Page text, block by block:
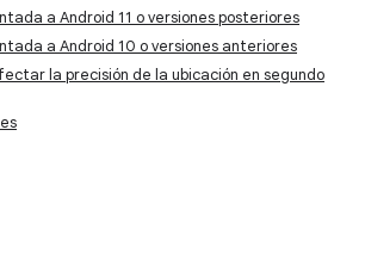
a Android 11 o versiones posteriores
a Android 10 o versiones anteriores
la precisión de la ubicación en segundo